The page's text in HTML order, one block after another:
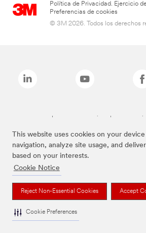
This website uses cookies on your
navigation, analyze site usage, and
based on your interests.
Cookie Notice
Reject Non-Essential Cookies Accept
Cookie Preferences
Política de Privacidad. Ejercicio
Preferencias de cookies
© 3M 2026. Todos los derechos
Las marcas mencionadas son